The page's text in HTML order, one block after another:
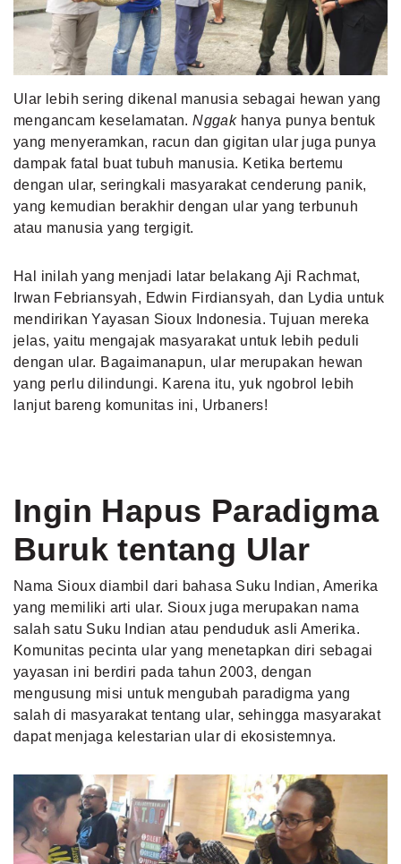
MLDPOINTS
Ular lebih sering dikenal manusia sebagai hewan yang
mengancam keselamatan.Nggak hanya punya bentuk
yang menyeramkan, racun dan gigitan ular juga punya
dampak fatal buat tubuh manusia. Ketika bertemu
dengan ular, seringkali masyarakat cenderung panik,
yang kemudian berakhir dengan ular yang terbunuh
atau manusia yang tergigit.
Hal inilah yang menjadi latar belakang Aji Rachmat,
Irwan Febriansyah, Edwin Firdiansyah, dan Lydia untuk
mendirikan Yayasan Sioux Indonesia. Tujuan mereka
jelas, yaitu mengajak masyarakat untuk lebih peduli
dengan ular. Bagaimanapun, ular merupakan hewan
yang perlu dilindungi. Karena itu, yuk ngobrol lebih
lanjut bareng komunitas ini, Urbaners!
Ingin Hapus Paradigma
Buruk tentang Ular
Nama Sioux diambil dari bahasa Suku Indian, Amerika
yang memiliki arti ular. Sioux juga merupakan nama
salah satu Suku Indian atau penduduk asli Amerika.
Komunitas pecinta ular yang menetapkan diri sebagai
yayasan ini berdiri pada tahun 2003, dengan
mengusung misi untuk mengubah paradigma yang
salah di masyarakat tentang ular, sehingga masyarakat
dapat menjaga kelestarian ular di ekosistemnya.